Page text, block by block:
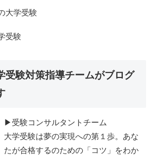
大学受験
受験
受験対策指導チームがブログ
▶受験コンサルタントチーム
大学受験は夢の実現への第１歩。あな
たが合格するのための「コツ」をわか